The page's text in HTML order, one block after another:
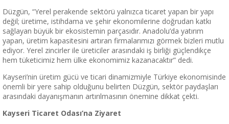
Düzgün, “Yerel perakende sektörü yalnızca ticaret yapan bir yapı
değil; üretime, istihdama ve şehir ekonomilerine doğrudan katkı
sağlayan büyük bir ekosistemin parçasıdır. Anadolu’da yatırım
yapan, üretim kapasitesini artıran firmalarımızı görmek bizleri mutlu
ediyor. Yerel zincirler ile üreticiler arasındaki iş birliği güçlendikçe
hem tüketicimiz hem ülke ekonomimiz kazanacaktır” dedi.
Kayseri’nin üretim gücü ve ticari dinamizmiyle Türkiye ekonomisinde
önemli bir yere sahip olduğunu belirten Düzgün, sektör paydaşları
arasındaki dayanışmanın artırılmasının önemine dikkat çekti.
Kayseri Ticaret Odası’na Ziyaret